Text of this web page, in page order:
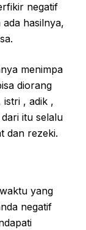
negatif
hasilnya,
menimpa
diorang
istri , adik ,
itu selalu
dan rezeki.
yang
negatif